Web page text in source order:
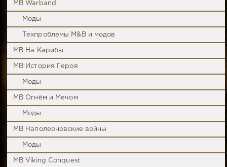
MB Warband
Моды
Техпроблемы M&B и модов
MB На Карибы
MB История Героя
Моды
MB Огнём и Мечом
Моды
MB Наполеоновские войны
Моды
MB Viking Conquest